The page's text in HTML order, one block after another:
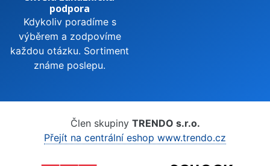
podpora
Kdykoliv poradíme s
výběrem a zodpovíme
každou otázku. Sortiment
známe poslepu.
Člen skupiny TRENDO s.r.o.
Přejít na centrální eshop www.trendo.cz